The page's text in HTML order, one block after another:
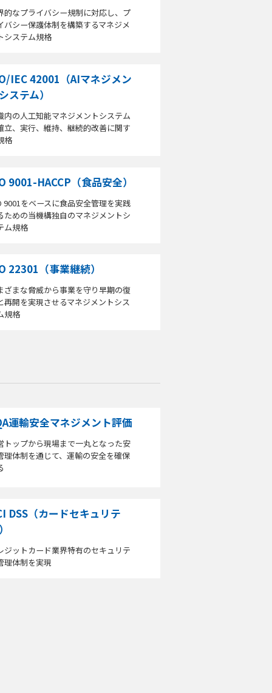
的なプライバシー規制に対応し、プ
バシー保護体制を構築するマネジメ
システム規格
IEC 42001（AIマネジメン
ステム）
内の人工知能マネジメントシステム
立、実行、維持、継続的改善に関す
格
9001-HACCP（食品安全）
9001をベースに食品安全管理を実践
ための当機構独自のマネジメントシ
ム規格
22301（事業継続）
ざまな脅威から事業を守り早期の復
再開を実現させるマネジメントシス
規格
運輸安全マネジメント評価
トップから現場まで一丸となった安
理体制を通じて、運輸の安全を確保
DSS（カードセキュリテ
ジットカード業界特有のセキュリテ
理体制を実現